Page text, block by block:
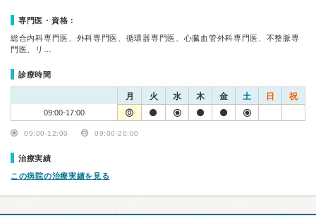
専門医・資格：
総合内科専門医、外科専門医、循環器専門医、心臓血管外科専門医、不整脈専
門医、リ…
診療時間
月 火 水 木 金 土 日 祝
09:00-17:00
09:00-12:00 09:00-20:00
治療実績
この病院の治療実績を見る